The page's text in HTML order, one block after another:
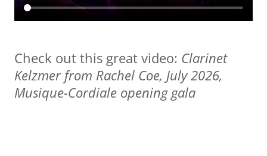
Check out this great video: Clarinet
Kelzmer from Rachel Coe, July 2026,
Musique-Cordiale opening gala